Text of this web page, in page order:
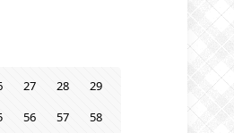
27 28
29
56 57
58